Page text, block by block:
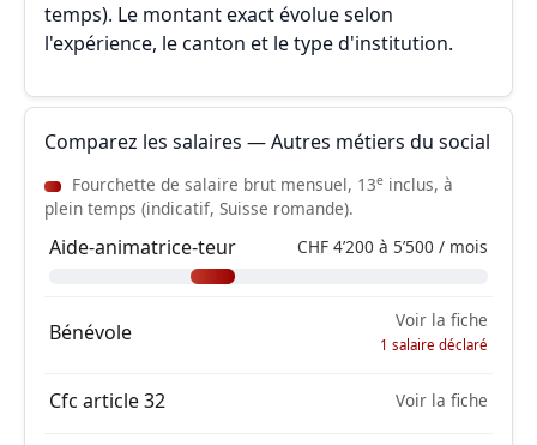
temps). Le montant exact évolue selon
l'expérience, le canton et le type d'institution.
Comparez les salaires — Autres métiers du social
Fourchette de salaire brut mensuel, 13e inclus, à
plein temps (indicatif, Suisse romande).
Aide-animatrice-teur CHF 4’200 à 5’500 / mois
Bénévole Voir la fiche
1 salaire déclaré
Cfc article 32 Voir la fiche